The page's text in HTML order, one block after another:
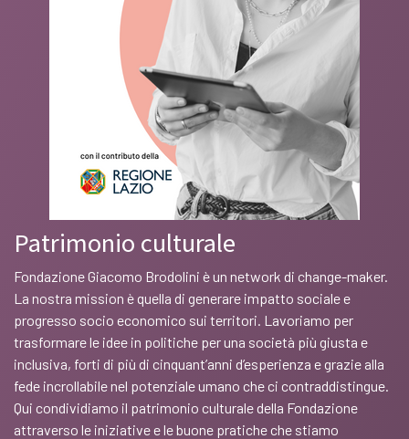
Patrimonio culturale
Fondazione Giacomo Brodolini è un network di change-maker.
La nostra mission è quella di generare impatto sociale e
progresso socio economico sui territori. Lavoriamo per
trasformare le idee in politiche per una società più giusta e
inclusiva, forti di più di cinquant’anni d’esperienza e grazie alla
fede incrollabile nel potenziale umano che ci contraddistingue.
Qui condividiamo il patrimonio culturale della Fondazione
attraverso le iniziative e le buone pratiche che stiamo